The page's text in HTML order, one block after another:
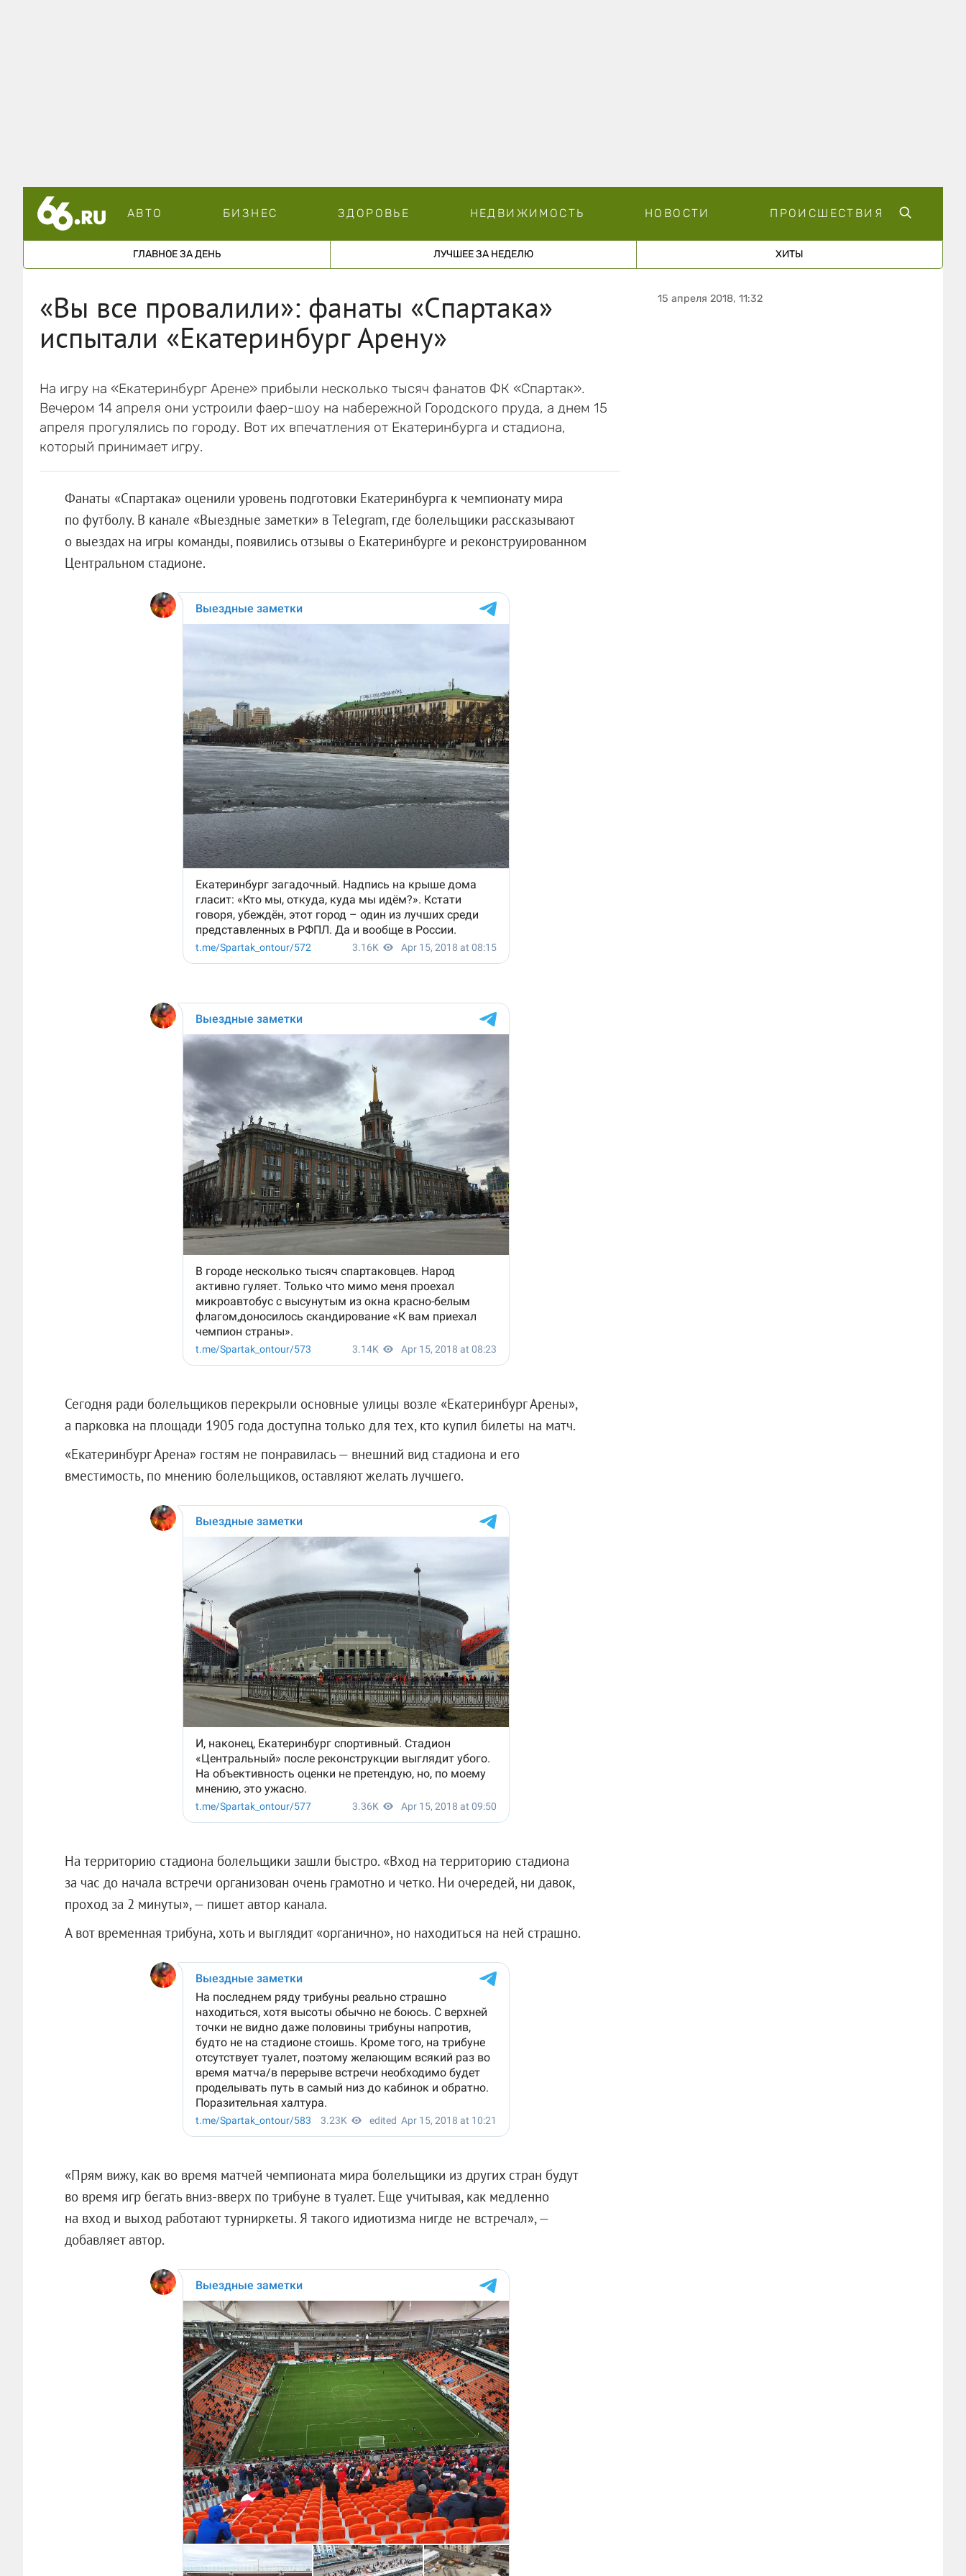
АВТО БИЗНЕС ЗДОРОВЬЕ НЕДВИЖИМОСТЬ НОВОСТИ ПРОИСШЕСТВИЯ
ГЛАВНОЕ ЗА ДЕНЬ ЛУЧШЕЕ ЗА НЕДЕЛЮ ХИТЫ
«Вы все провалили»: фанаты «Спартака»
испытали «Екатеринбург Арену»
На игру на «Екатеринбург Арене» прибыли несколько тысяч фанатов ФК «Спартак».
Вечером 14 апреля они устроили фаер-шоу на набережной Городского пруда, а днем 15
апреля прогулялись по городу. Вот их впечатления от Екатеринбурга и стадиона,
который принимает игру.
Фанаты «Спартака» оценили уровень подготовки Екатеринбурга к чемпионату мира
по футболу. В канале «Выездные заметки» в Telegram, где болельщики рассказывают
о выездах на игры команды, появились отзывы о Екатеринбурге и реконструированном
Центральном стадионе.
Сегодня ради болельщиков перекрыли основные улицы возле «Екатеринбург Арены»,
а парковка на площади 1905 года доступна только для тех, кто купил билеты на матч.
«Екатеринбург Арена» гостям не понравилась — внешний вид стадиона и его
вместимость, по мнению болельщиков, оставляют желать лучшего.
На территорию стадиона болельщики зашли быстро. «Вход на территорию стадиона
за час до начала встречи организован очень грамотно и четко. Ни очередей, ни давок,
проход за 2 минуты», — пишет автор канала.
А вот временная трибуна, хоть и выглядит «органично», но находиться на ней страшно.
«Прям вижу, как во время матчей чемпионата мира болельщики из других стран будут
во время игр бегать вниз-вверх по трибуне в туалет. Еще учитывая, как медленно
на вход и выход работают турниркеты. Я такого идиотизма нигде не встречал», —
добавляет автор.
15 апреля 2018, 11:32